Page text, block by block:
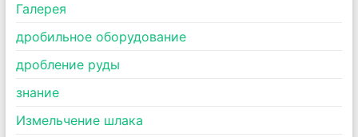
Галерея
дробильное оборудование
дробление руды
знание
Измельчение шлака